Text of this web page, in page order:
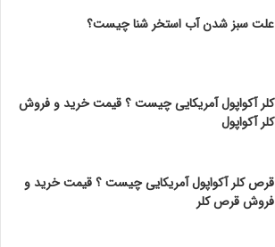
علت سبز شدن آب استخر شنا چیست؟
کلر آکواپول آمریکایی چیست ؟ قیمت خرید و فروش
کلر آکواپول
قرص کلر آکواپول آمریکایی چیست ؟ قیمت خرید و
فروش قرص کلر